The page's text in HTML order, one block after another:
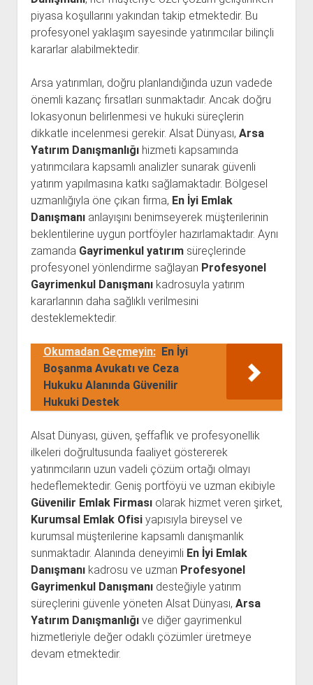
piyasa koşullarını yakından takip etmektedir. Bu
profesyonel yaklaşım sayesinde yatırımcılar bilinçli
kararlar alabilmektedir.
Arsa yatırımları, doğru planlandığında uzun vadede
önemli kazanç fırsatları sunmaktadır. Ancak doğru
lokasyonun belirlenmesi ve hukuki süreçlerin
dikkatle incelenmesi gerekir. Alsat Dünyası, Arsa
Yatırım Danışmanlığıhizmeti kapsamında
yatırımcılara kapsamlı analizler sunarak güvenli
yatırım yapılmasına katkı sağlamaktadır. Bölgesel
uzmanlığıyla öne çıkan firma, En İyi Emlak
Danışmanıanlayışını benimseyerek müşterilerinin
beklentilerine uygun portföyler hazırlamaktadır. Aynı
zamanda Gayrimenkul yatırımsüreçlerinde
profesyonel yönlendirme sağlayan Profesyonel
Gayrimenkul Danışmanıkadrosuyla yatırım
kararlarının daha sağlıklı verilmesini
desteklemektedir.
Okumadan Geçmeyin: En İyi
Boşanma Avukatı ve Ceza
Hukuku Alanında Güvenilir
Hukuki Destek
Alsat Dünyası, güven, şeffaflık ve profesyonellik
ilkeleri doğrultusunda faaliyet göstererek
yatırımcıların uzun vadeli çözüm ortağı olmayı
hedeflemektedir. Geniş portföyü ve uzman ekibiyle
Güvenilir Emlak Firmasıolarak hizmet veren şirket,
Kurumsal Emlak Ofisiyapısıyla bireysel ve
kurumsal müşterilerine kapsamlı danışmanlık
sunmaktadır. Alanında deneyimli En İyi Emlak
Danışmanıkadrosu ve uzman Profesyonel
Gayrimenkul Danışmanıdesteğiyle yatırım
süreçlerini güvenle yöneten Alsat Dünyası, Arsa
Yatırım Danışmanlığıve diğer gayrimenkul
hizmetleriyle değer odaklı çözümler üretmeye
devam etmektedir.